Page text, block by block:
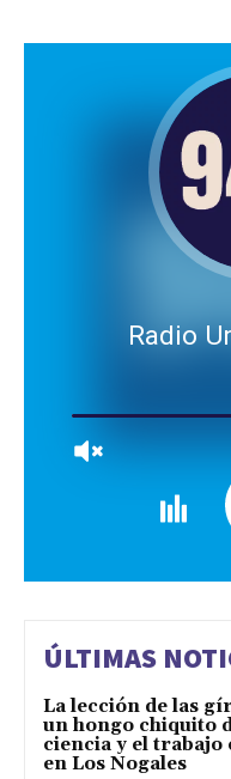
Radio
ÚLTIMAS
La lección de las
un hongo chiquito
ciencia y el
en Los Nogales